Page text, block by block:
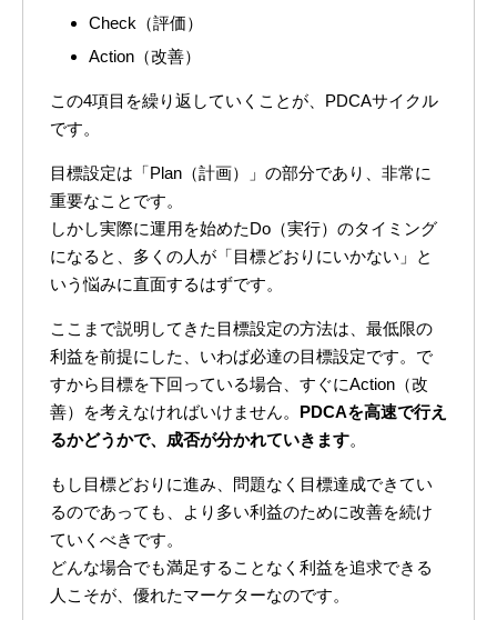
Check（評価）
Action（改善）
この4項目を繰り返していくことが、PDCAサイクル
です。
目標設定は「Plan（計画）」の部分であり、非常に
重要なことです。
しかし実際に運用を始めたDo（実行）のタイミング
になると、多くの人が「目標どおりにいかない」と
いう悩みに直面するはずです。
ここまで説明してきた目標設定の方法は、最低限の
利益を前提にした、いわば必達の目標設定です。で
すから目標を下回っている場合、すぐにAction（改
善）を考えなければいけません。 PDCAを高速で行え
るかどうかで、成否が分かれていきます。
もし目標どおりに進み、問題なく目標達成できてい
るのであっても、より多い利益のために改善を続け
ていくべきです。
どんな場合でも満足することなく利益を追求できる
人こそが、優れたマーケターなのです。